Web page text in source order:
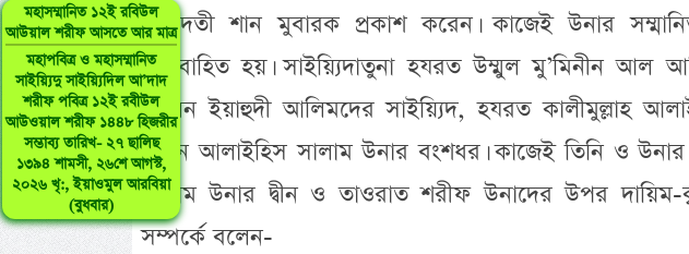
মহাসম্মানিত ১২ই রবিউল
আউয়াল শরীফ আসতে আর মাত্র
মহাপবিত্র ও মহাসম্মানিত
সাইয়্যিদু সাইয়্যিদিল আ’দাদ
শরীফ পবিত্র ১২ই রবীউল
আউওয়াল শরীফ ১৪৪৮ হিজরীর
সম্ভাব্য তারিখ- ২৭ ছালিছ
১৩৯৪ শামসী, ২৬শে আগস্ট,
২০২৬ খৃ:, ইয়াওমুল আরবিয়া
(বুধবার)
বিলাদতী শান মুবারক প্রকাশ করেন। কাজেই উনার
অতিবাহিত হয়। সাইয়্যিদাতুনা হযরত উম্মুল মু’মিনীন আল
ছিলেন ইয়াহুদী আলিমদের সাইয়্যিদ, হযরত কালীমুল্লাহ
হারুন আলাইহিস সালাম উনার বংশধর। কাজেই তিনি ও
সালাম উনার দ্বীন ও তাওরাত শরীফ উনাদের উপর দায়িম-
সম্পর্কে বলেন-